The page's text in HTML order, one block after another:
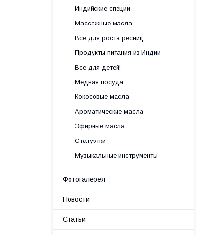
Индийские специи
Массажные масла
Все для роста ресниц
Продукты питания из Индии
Все для детей!
Медная посуда
Кокосовые масла
Ароматические масла
Эфирные масла
Статуэтки
Музыкальные инструменты
Фотогалерея
Новости
Статьи